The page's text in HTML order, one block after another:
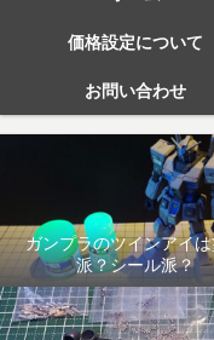
価格設定について
お問い合わせ
ガンプラのツインアイ
派？シール派？